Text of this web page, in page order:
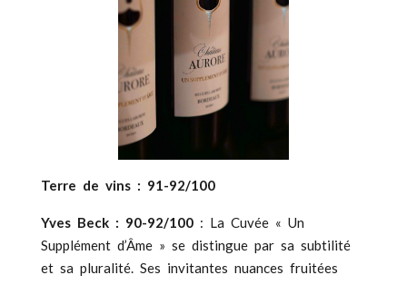
Terre de vins : 91-92/100
Yves Beck : 90-92/100 : La Cuvée « Un
Supplément d’Âme » se distingue par sa subtilité
et sa pluralité. Ses invitantes nuances fruitées